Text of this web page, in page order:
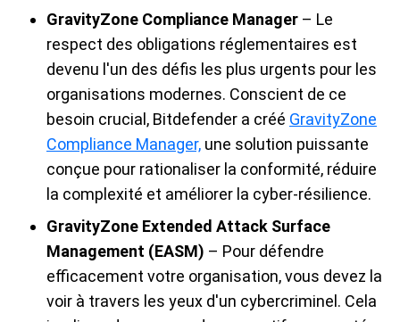
GravityZone Compliance Manager – Le
respect des obligations réglementaires est
devenu l'un des défis les plus urgents pour les
organisations modernes. Conscient de ce
besoin crucial, Bitdefender a créé GravityZone
Compliance Manager, une solution puissante
conçue pour rationaliser la conformité, réduire
la complexité et améliorer la cyber-résilience.
GravityZone Extended Attack Surface
Management (EASM) – Pour défendre
efficacement votre organisation, vous devez la
voir à travers les yeux d'un cybercriminel. Cela